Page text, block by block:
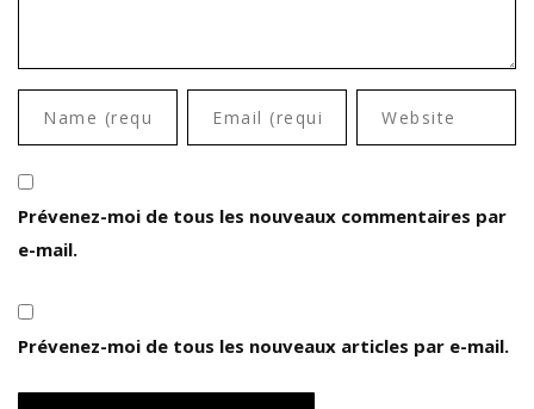
Prévenez-moi de tous les nouveaux commentaires par
e-mail.
Prévenez-moi de tous les nouveaux articles par e-mail.